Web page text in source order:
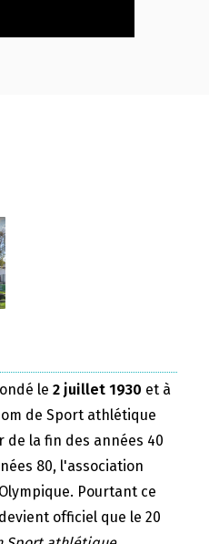
le 2 juillet 1930 et à
de Sport athlétique
la fin des années 40
80, l'association
Pourtant ce
officiel que le 20